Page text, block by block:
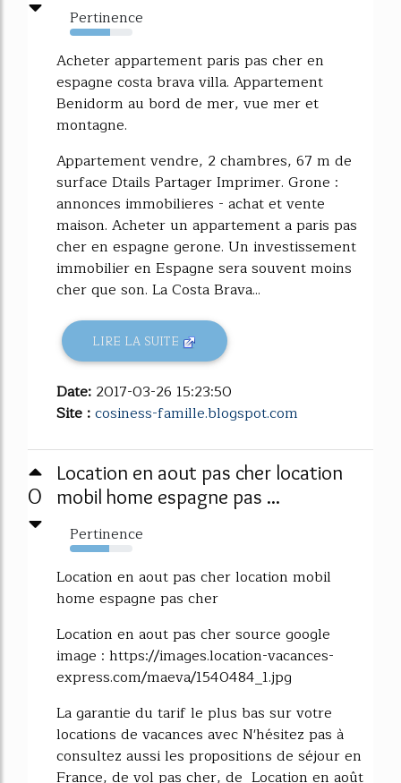
Pertinence
64%
Acheter appartement paris pas cher en
espagne costa brava villa. Appartement
Benidorm au bord de mer, vue mer et
montagne.
Appartement vendre, 2 chambres, 67 m de
surface Dtails Partager Imprimer. Grone :
annonces immobilieres - achat et vente
maison. Acheter un appartement a paris pas
cher en espagne gerone. Un investissement
immobilier en Espagne sera souvent moins
cher que son. La Costa Brava...
LIRE LA SUITE
Date: 2017-03-26 15:23:50
Site :cosiness-famille.blogspot.com
0
Location en aout pas cher location
mobil home espagne pas ...
Pertinence
63%
Location en aout pas cher location mobil
home espagne pas cher
Location en aout pas cher source google
image : https://images.location-vacances-
express.com/maeva/1540484_1.jpg
La garantie du tarif le plus bas sur votre
locations de vacances avec N'hésitez pas à
consultez aussi les propositions de séjour en
France, de vol pas cher, de Location en août